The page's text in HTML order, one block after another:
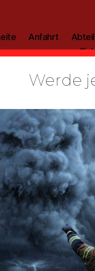
Anfahrt
Beitragsautor
Von
Werde